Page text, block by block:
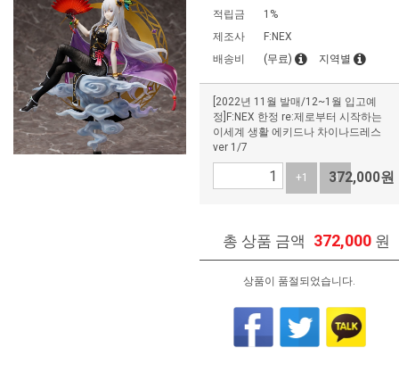
적립금
1%
제조사
F:NEX
배송비
(무료) 지역별
[2022년 11월 발매/12~1월 입고예
정]F:NEX 한정 re:제로부터 시작하는
이세계 생활 에키드나 차이나드레스
ver 1/7
+1 -1
372,000원
총 상품 금액 372,000 원
상품이 품절되었습니다.